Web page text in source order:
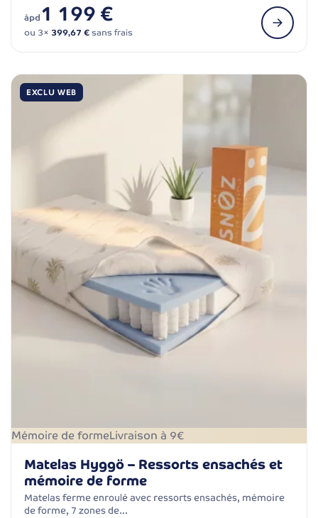
àpd 1 199 €
ou 3× 399,67 €sans frais
EXCLU WEB
Mémoire de formeLivraison à 9€
Matelas Hyggö – Ressorts ensachés et
mémoire de forme
Matelas ferme enroulé avec ressorts ensachés, mémoire
de forme, 7 zones de…